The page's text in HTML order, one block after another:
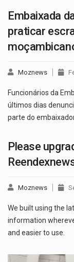
Embaixada
praticar
Moznews
Funcionários da
últimos dias
parte do
Please
Moznews
We built using the
information
and easier to use.